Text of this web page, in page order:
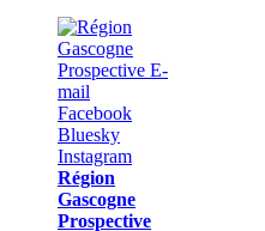
Région
Gascogne
Prospective